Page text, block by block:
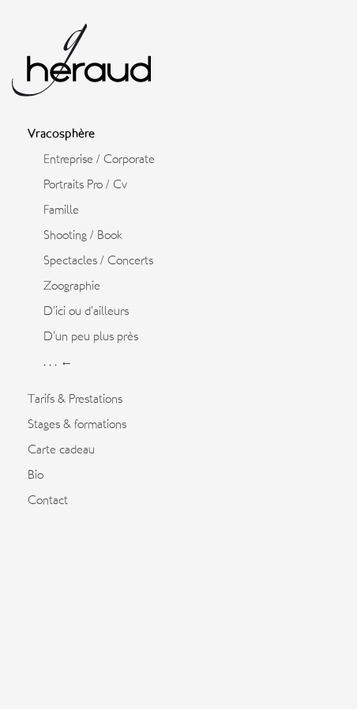
Vracosphère
Entreprise / Corporate
Portraits Pro / Cv
Famille
Shooting / Book
Spectacles / Concerts
Zoographie
D’ici ou d’ailleurs
D’un peu plus près
. . . ←
Tarifs & Prestations
Stages & formations
Carte cadeau
Bio
Contact